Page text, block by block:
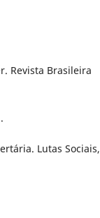
Revista Brasileira
Lutas Sociais,